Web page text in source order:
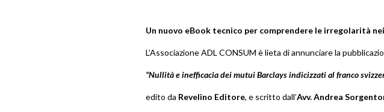
Un nuovo eBook tecnico per comprendere le irregolarità
L’Associazione ADL CONSUM è lieta di annunciare la
“Nullità e inefficacia dei mutui Barclays indicizzati al franco
edito da Revelino Editore, e scritto dall’Avv. Andrea